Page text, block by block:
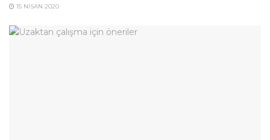
15 NISAN 2020